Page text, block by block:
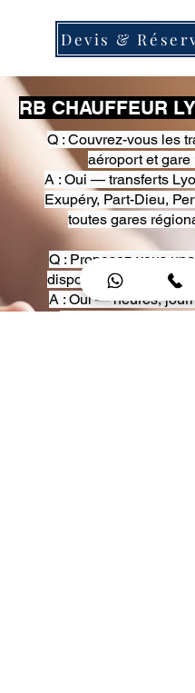
RB CHAUFFEUR
Q : Couvrez-vous les
aéroport et gare
A : Oui — transferts
Exupéry, Part-Dieu,
toutes gares
Q : Proposez-vous
disposition pour
A : Oui — heures,